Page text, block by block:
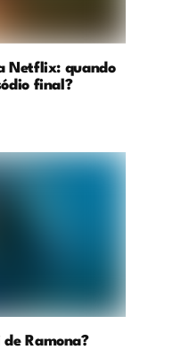
Netflix: quando
final?
Ramona?